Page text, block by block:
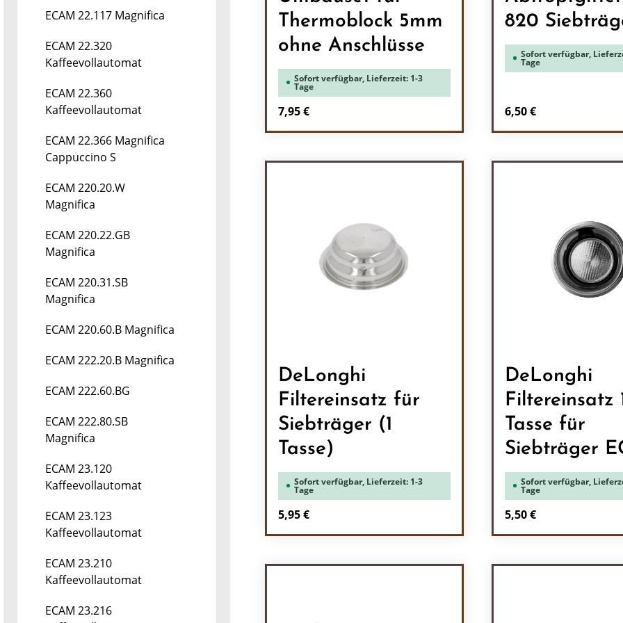
ECAM 22.117 Magnifica
ECAM 22.320
Kaffeevollautomat
ECAM 22.360
Kaffeevollautomat
ECAM 22.366 Magnifica
Cappuccino S
ECAM 220.20.W
Magnifica
ECAM 220.22.GB
Magnifica
ECAM 220.31.SB
Magnifica
ECAM 220.60.B Magnifica
ECAM 222.20.B Magnifica
ECAM 222.60.BG
ECAM 222.80.SB
Magnifica
ECAM 23.120
Kaffeevollautomat
ECAM 23.123
Kaffeevollautomat
ECAM 23.210
Kaffeevollautomat
ECAM 23.216
Thermoblock 5mm
ohne Anschlüsse
Sofort verfügbar, Lieferzeit: 1-3
Tage
Regulärer Preis:
7,95 €
820
Sofort verfügbar,
Tage
Regulärer Preis:
6,50 €
DeLonghi
Filtereinsatz für
Siebträger (1
Tasse)
Sofort verfügbar, Lieferzeit: 1-3
Tage
Regulärer Preis:
5,95 €
DeLonghi
Filtereinsatz
Tasse für
Siebträger
Sofort verfügbar,
Tage
Regulärer Preis:
5,50 €